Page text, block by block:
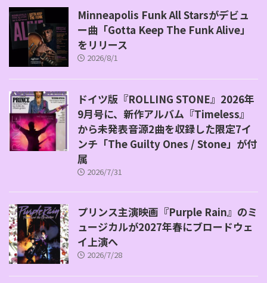
Minneapolis Funk All Starsがデビュ
ー曲「Gotta Keep The Funk Alive」
をリリース
2026/8/1
ドイツ版『ROLLING STONE』2026年
9月号に、新作アルバム『Timeless』
から未発表音源2曲を収録した限定7イ
ンチ「The Guilty Ones / Stone」が付
属
2026/7/31
プリンス主演映画『Purple Rain』のミ
ュージカルが2027年春にブロードウェ
イ上演へ
2026/7/28